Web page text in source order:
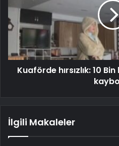
Kuaförde hırsızlık: 10
İlgili Makaleler